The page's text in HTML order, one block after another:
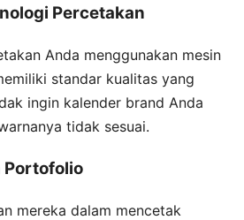
Percetakan
Anda menggunakan mesin
standar kualitas yang
ingin kalender brand Anda
tidak sesuai.
Portofolio
mereka dalam mencetak